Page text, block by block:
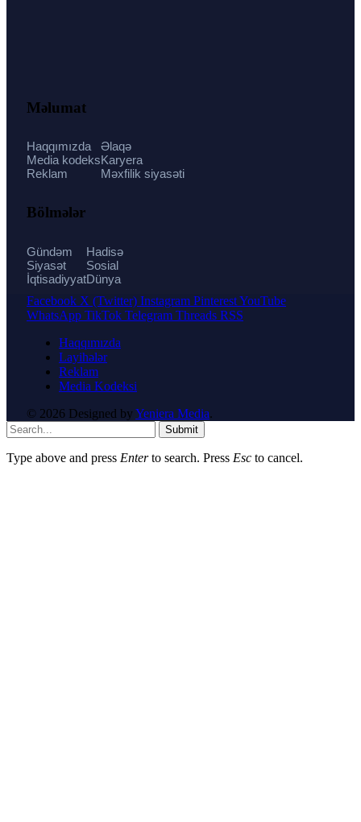
Məlumat
Haqqımızda
Media kodeks
Reklam
Əlaqə
Karyera
Məxfilik siyasəti
Bölmələr
Gündəm
Siyasət
İqtisadiyyat
Hadisə
Sosial
Dünya
Facebook X (Twitter) Instagram PinterestYouTube
WhatsApp TikTok Telegram Threads RSS
Haqqımızda
Layihələr
Reklam
Media Kodeksi
© 2026 Designed by Yeniera Media.
Submit
Type above and press Enterto search. Press Esc to cancel.